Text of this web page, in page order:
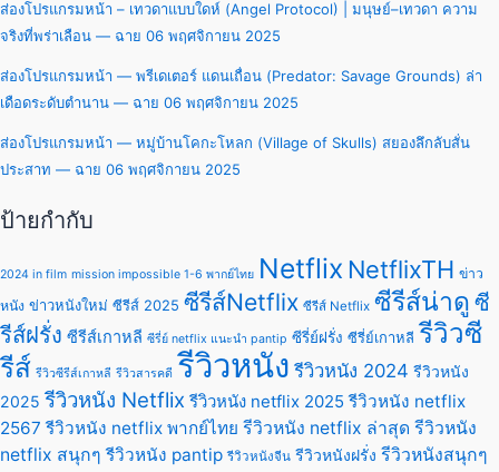
ส่องโปรแกรมหน้า – เทวดาแบบใดห์ (Angel Protocol) | มนุษย์–เทวดา ความ
จริงที่พร่าเลือน — ฉาย 06 พฤศจิกายน 2025
ส่องโปรแกรมหน้า — พรีเดเตอร์ แดนเถื่อน (Predator: Savage Grounds) ล่า
เดือดระดับตำนาน — ฉาย 06 พฤศจิกายน 2025
ส่องโปรแกรมหน้า — หมู่บ้านโคกะโหลก (Village of Skulls) สยองลึกลับสั่น
ประสาท — ฉาย 06 พฤศจิกายน 2025
ป้ายกำกับ
2024 in film mission impossible 1-6 พากย์ไทย Netflix NetflixTH ข่าว
หนัง ข่าวหนังใหม่ ซีรีส์ 2025 ซีรีส์Netflix ซีรีส์ Netflix ซีรีส์น่าดู ซี
รีส์ฝรั่ง ซีรีส์เกาหลี ซีรี่ย์ netflix แนะนํา pantip ซีรี่ย์ฝรั่ง ซีรี่ย์เกาหลี รีวิวซี
รีส์ รีวิวซีรีส์เกาหลี รีวิวสารคดี รีวิวหนัง รีวิวหนัง 2024 รีวิวหนัง
2025 รีวิวหนัง Netflix รีวิวหนัง netflix 2025 รีวิวหนัง netflix
2567 รีวิวหนัง netflix พากย์ไทย รีวิวหนัง netflix ล่าสุด รีวิวหนัง
netflix สนุกๆ รีวิวหนัง pantip รีวิวหนังจีน รีวิวหนังฝรั่ง รีวิวหนังสนุกๆ